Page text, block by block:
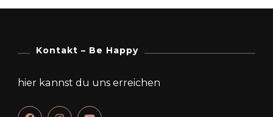
Kontakt – Be Happy
hier kannst du uns erreichen